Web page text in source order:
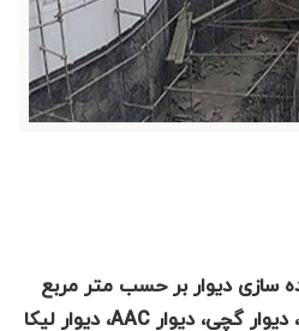
سازی دیوار بر حسب متر مربع
بین متریال های سمنت برد، دیوار گچی، دیوار AAC، دیوار لیکا